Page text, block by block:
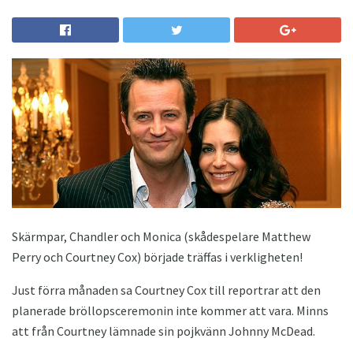
Skärmpar, Chandler och Monica (skådespelare Matthew
Perry och Courtney Cox) började träffas i verkligheten!
Just förra månaden sa Courtney Cox till reportrar att den
planerade bröllopsceremonin inte kommer att vara. Minns
att från Courtney lämnade sin pojkvänn Johnny McDead.